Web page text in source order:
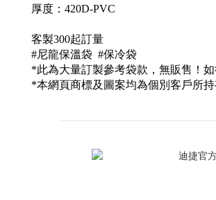
厚度：420D-PVC
客製300起訂量
#尼龍保溫袋 #保冷袋
*此為大量訂製參考袋款，無販售！
*本網頁商標及圖案均為個別客戶所